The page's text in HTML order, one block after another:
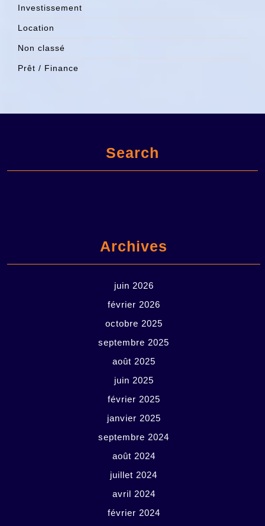
Investissement
Location
Non classé
Prêt / Finance
Search
Archives
juin 2026
février 2026
octobre 2025
septembre 2025
août 2025
juin 2025
février 2025
janvier 2025
septembre 2024
août 2024
juillet 2024
avril 2024
février 2024